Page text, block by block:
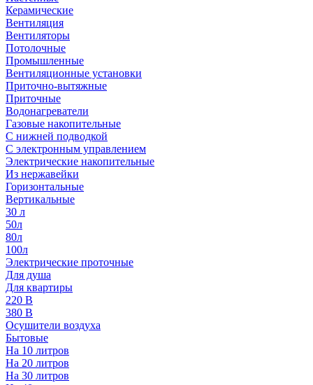
Керамические
Вентиляция
Вентиляторы
Потолочные
Промышленные
Вентиляционные установки
Приточно-вытяжные
Приточные
Водонагреватели
Газовые накопительные
С нижней подводкой
С электронным управлением
Электрические накопительные
Из нержавейки
Горизонтальные
Вертикальные
30 л
50л
80л
100л
Электрические проточные
Для душа
Для квартиры
220 В
380 В
Осушители воздуха
Бытовые
На 10 литров
На 20 литров
На 30 литров